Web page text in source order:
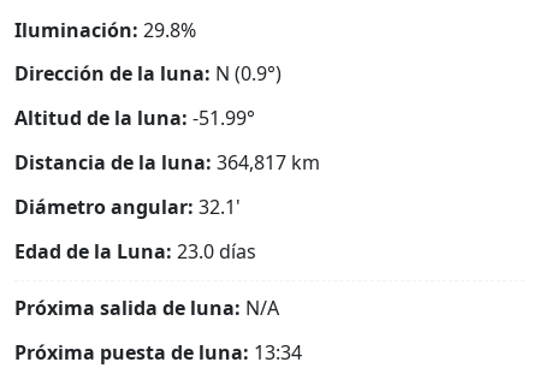
Iluminación: 29.8%
Dirección de la luna: N (0.9°)
Altitud de la luna: -51.99°
Distancia de la luna: 364,817 km
Diámetro angular: 32.1'
Edad de la Luna: 23.0 días
Próxima salida de luna: N/A
Próxima puesta de luna: 13:34